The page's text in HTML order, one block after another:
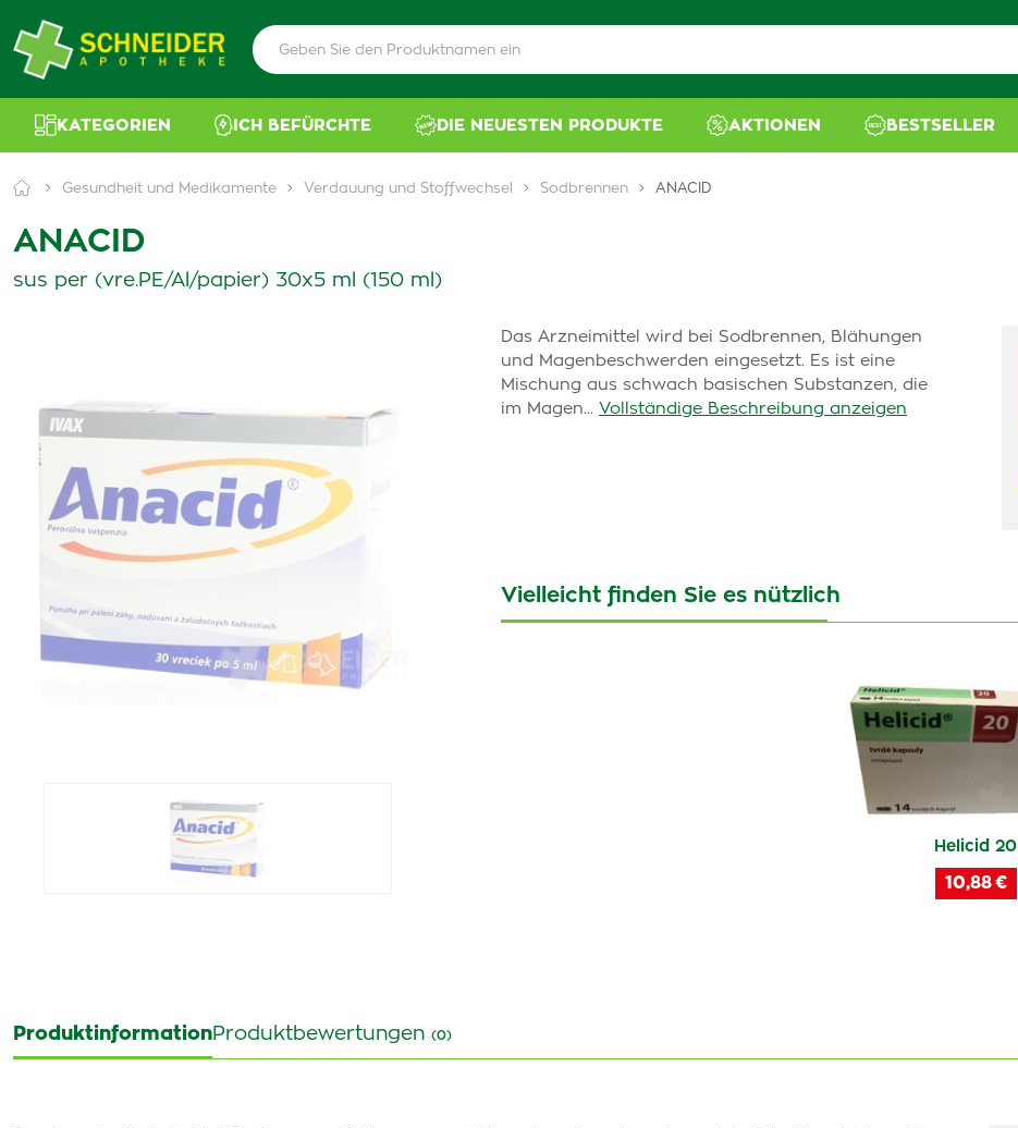
KATEGORIEN ICH BEFÜRCHTE DIE NEUESTEN PRODUKTE AKTIONEN BESTSELLER
Gesundheit und Medikamente Verdauung und Stoffwechsel Sodbrennen ANACID
ANACID
sus per (vre.PE/Al/papier) 30x5 ml (150 ml)
Das Arzneimittel wird bei Sodbrennen, Blähungen
und Magenbeschwerden eingesetzt. Es ist eine
Mischung aus schwach basischen Substanzen, die
im Magen... Vollständige Beschreibung anzeigen
Vielleicht finden Sie es nützlich
Helicid 20
10,88 €
ProduktinformationProduktbewertungen (0)